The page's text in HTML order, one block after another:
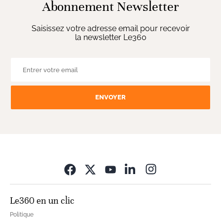
Abonnement Newsletter
Saisissez votre adresse email pour recevoir
la newsletter Le360
ENVOYER
Le360 en un clic
Politique